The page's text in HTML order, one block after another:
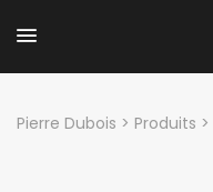
Pierre Dubois > Produits >